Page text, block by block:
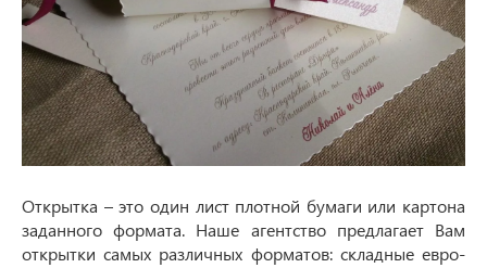
Открытка – это один лист плотной бумаги или картона
заданного формата. Наше агентство предлагает Вам
открытки самых различных форматов: складные евро-